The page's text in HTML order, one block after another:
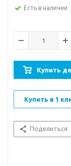
Есть в наличии
Купить
Купить в 1
Поделиться